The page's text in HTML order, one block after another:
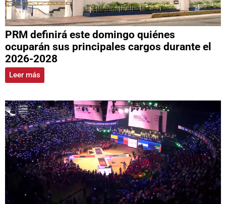
PRM definirá este domingo quiénes
ocuparán sus principales cargos durante el
2026-2028
Leer más